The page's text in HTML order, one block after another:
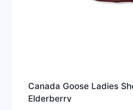
Canada Goose Ladies
Elderberry